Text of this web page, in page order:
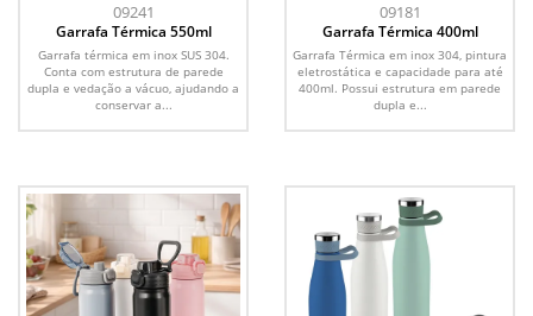
09241
Garrafa Térmica 550ml
Garrafa térmica em inox SUS 304.
Conta com estrutura de parede
dupla e vedação a vácuo, ajudando a
conservar a...
09181
Garrafa Térmica 400ml
Garrafa Térmica em inox 304, pintura
eletrostática e capacidade para até
400ml. Possui estrutura em parede
dupla e...